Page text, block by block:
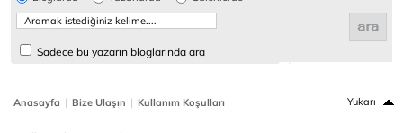
Sadece bu yazarın bloglarında ara
Anasayfa | Bize Ulaşın | Kullanım Koşulları Yukarı